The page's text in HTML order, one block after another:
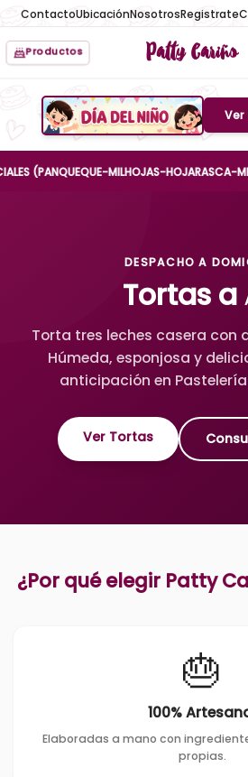
ContactoUbicaciónNosotrosRegistrate
Productos Patty Cariño
Boton de menu
Ver
(PANQUEQUE-MILHOJAS-HOJARASCA-
DESPACHO A
Tortas a
Torta tres leches casera con
Húmeda, esponjosa y
anticipación en
Ver Tortas
¿Por qué elegir Patty
🎂
100%
Elaboradas a mano con
propias.